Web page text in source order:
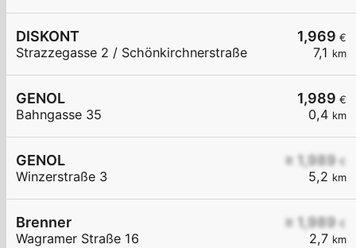
1,969 €
7,1 km
DISKONT
Strazzegasse 2 / Schönkirchnerstraße
1,989 €
0,4 km
GENOL
Bahngasse 35
≥ 1,989 €
5,2 km
GENOL
Winzerstraße 3
≥ 1,989 €
2,7 km
Brenner
Wagramer Straße 16